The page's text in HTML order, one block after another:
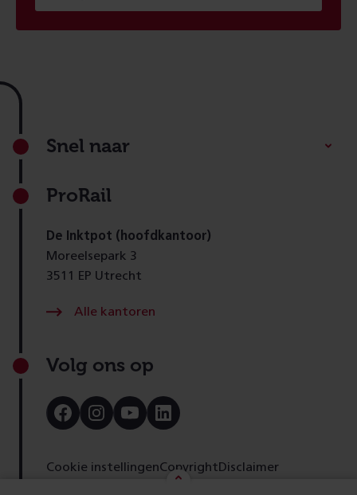
Footer
Snel naar
ProRail
De Inktpot (hoofdkantoor)
Moreelsepark 3
3511 EP Utrecht
Alle kantoren
Volg ons op
Bezoek
onze
Bezoek
onze
Bezoek
onze
Bezoek
onze
Cookie instellingenCopyright Disclaimer